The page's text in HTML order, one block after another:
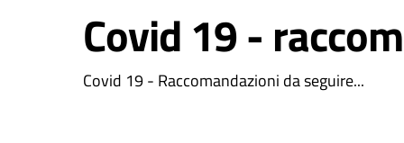
Covid 19 -
Covid 19 - Raccomandazioni da seguire...